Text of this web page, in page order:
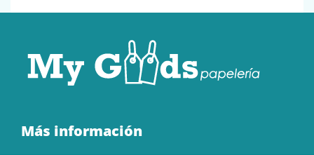
Más información